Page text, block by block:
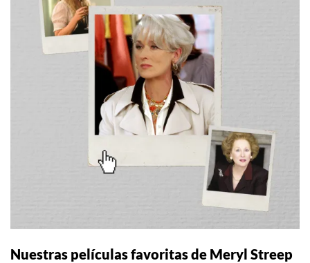
Nuestras películas favoritas de Meryl Streep